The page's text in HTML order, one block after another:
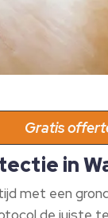
Gratis
in
met een